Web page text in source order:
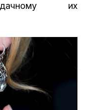
их